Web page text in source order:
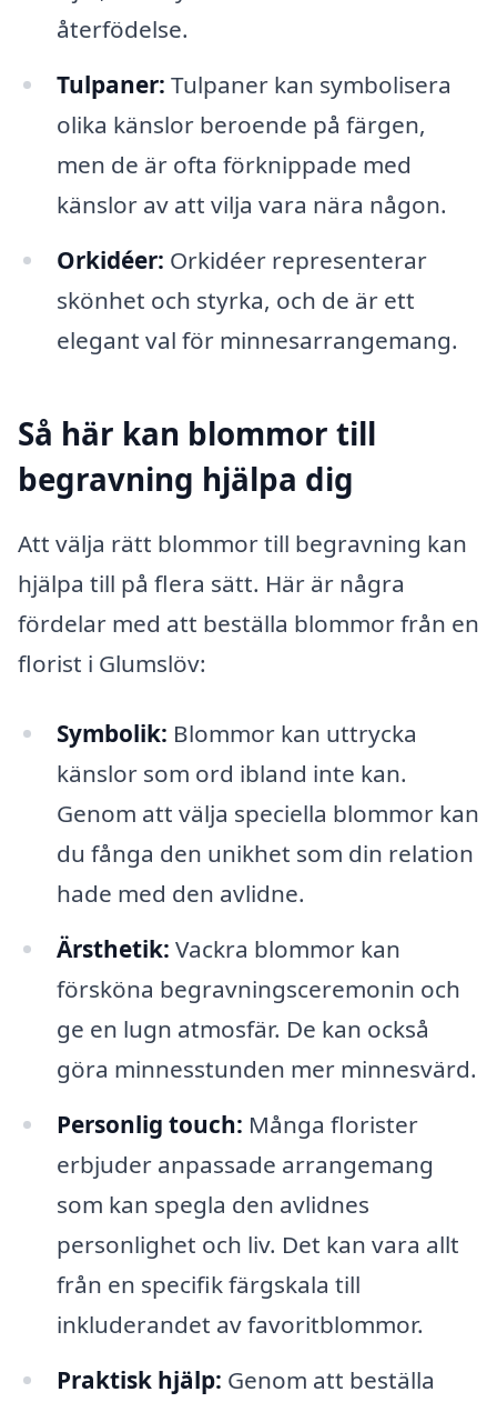
återfödelse.
Tulpaner: Tulpaner kan symbolisera
olika känslor beroende på färgen,
men de är ofta förknippade med
känslor av att vilja vara nära någon.
Orkidéer: Orkidéer representerar
skönhet och styrka, och de är ett
elegant val för minnesarrangemang.
Så här kan blommor till
begravning hjälpa dig
Att välja rätt blommor till begravning kan
hjälpa till på flera sätt. Här är några
fördelar med att beställa blommor från en
florist i Glumslöv:
Symbolik: Blommor kan uttrycka
känslor som ord ibland inte kan.
Genom att välja speciella blommor kan
du fånga den unikhet som din relation
hade med den avlidne.
Ärsthetik: Vackra blommor kan
försköna begravningsceremonin och
ge en lugn atmosfär. De kan också
göra minnesstunden mer minnesvärd.
Personlig touch: Många florister
erbjuder anpassade arrangemang
som kan spegla den avlidnes
personlighet och liv. Det kan vara allt
från en specifik färgskala till
inkluderandet av favoritblommor.
Praktisk hjälp: Genom att beställa